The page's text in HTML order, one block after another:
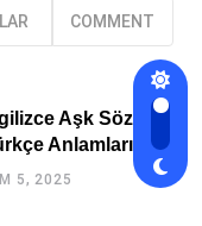
COMMENT
Aşk Sözleri
Anlamları
5, 2025